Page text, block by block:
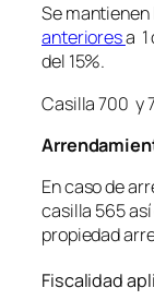
Se mantienen
anterioresa 1
del 15%.
Casilla 700 y
En caso de
casilla 565
propiedad
Fiscalidad